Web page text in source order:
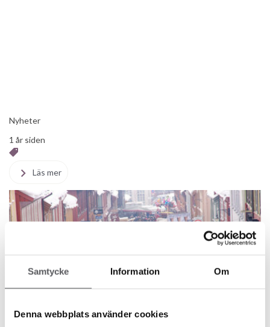
Samtycke Information Om
Denna webbplats använder cookies
Nyheter
1 år siden
Läs mer